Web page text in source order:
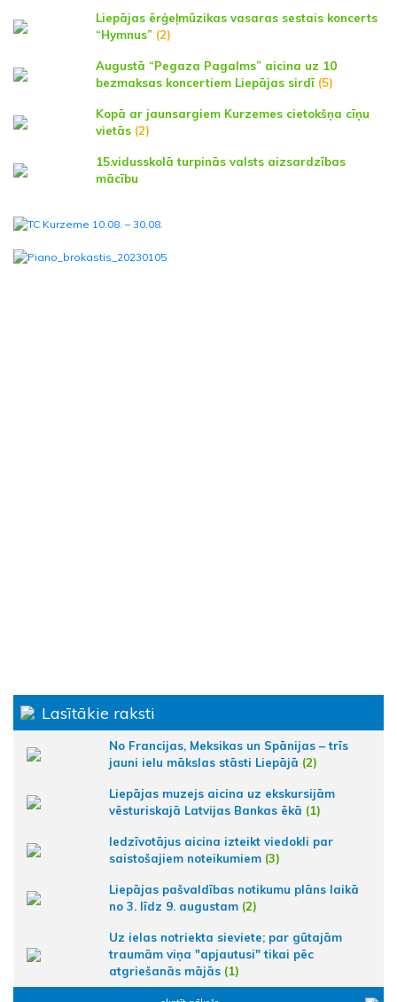
Liepājas ērģeļmūzikas vasaras sestais koncerts
“Hymnus” (2)
Augustā “Pegaza Pagalms” aicina uz 10
bezmaksas koncertiem Liepājas sirdī (5)
Kopā ar jaunsargiem Kurzemes cietokšņa cīņu
vietās (2)
15.vidusskolā turpinās valsts aizsardzības
mācību
Lasītākie raksti
No Francijas, Meksikas un Spānijas – trīs
jauni ielu mākslas stāsti Liepājā (2)
Liepājas muzejs aicina uz ekskursijām
vēsturiskajā Latvijas Bankas ēkā (1)
Iedzīvotājus aicina izteikt viedokli par
saistošajiem noteikumiem (3)
Liepājas pašvaldības notikumu plāns laikā
no 3. līdz 9. augustam (2)
Uz ielas notriekta sieviete; par gūtajām
traumām viņa "apjautusi" tikai pēc
atgriešanās mājās (1)